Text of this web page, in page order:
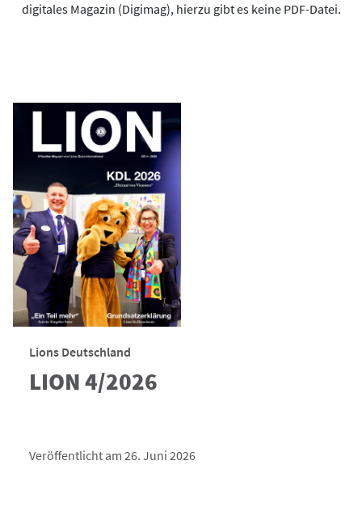
digitales Magazin (Digimag), hierzu gibt es keine PDF-Datei.
Lions Deutschland
LION 4/2026
Veröffentlicht am 26. Juni 2026